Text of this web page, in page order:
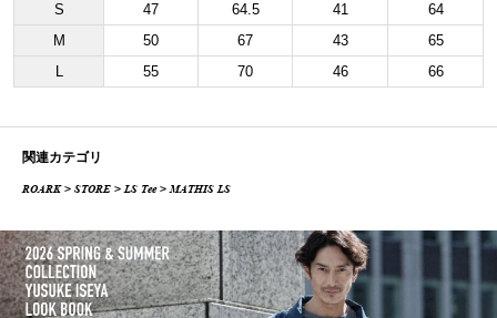
S
47 64.5 41
64
M
50 67 43
65
L
55 70 46 66
関連カテゴリ
ROARK>STORE >LS Tee> MATHIS LS